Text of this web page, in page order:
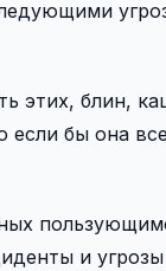
этих, блин,
если бы она
и